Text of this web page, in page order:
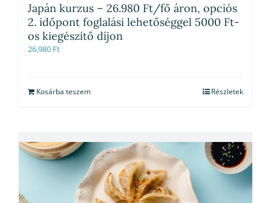
Japán kurzus – 26.980 Ft/fő áron, opciós
2. időpont foglalási lehetőséggel 5000 Ft-
os kiegészítő díjon
26,980 Ft
Kosárba teszem Részletek